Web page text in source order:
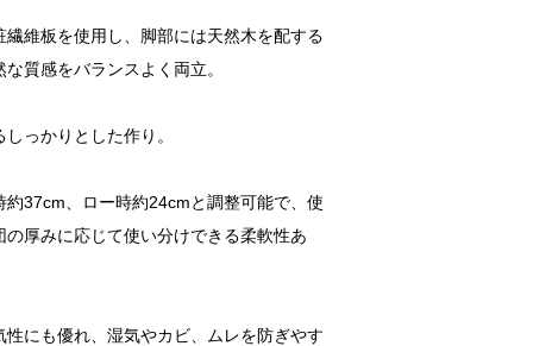
維板を使用し、脚部には天然木を配する
質感をバランスよく両立。
っかりとした作り。
約37cm、ロー時約24cmと調整可能で、使
の厚みに応じて使い分けできる柔軟性あ
にも優れ、湿気やカビ、ムレを防ぎやす